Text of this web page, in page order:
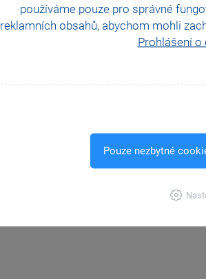
používáme pouze pro správné
reklamních obsahů, abychom mohli
Prohlášení
Pouze nezbytné